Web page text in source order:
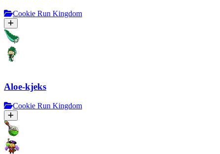
Cookie Run Kingdom
Aloe-kjeks
Cookie Run Kingdom